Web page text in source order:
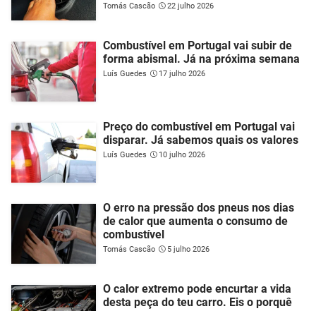
Tomás Cascão 22 julho 2026
Combustível em Portugal vai subir de
forma abismal. Já na próxima semana
Luís Guedes 17 julho 2026
Preço do combustível em Portugal vai
disparar. Já sabemos quais os valores
Luís Guedes 10 julho 2026
O erro na pressão dos pneus nos dias
de calor que aumenta o consumo de
combustível
Tomás Cascão 5 julho 2026
O calor extremo pode encurtar a vida
desta peça do teu carro. Eis o porquê